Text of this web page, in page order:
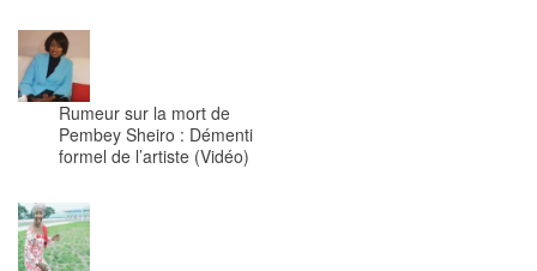
Rumeur sur la mort de
Pembey Sheiro : Démenti
formel de l’artiste (Vidéo)